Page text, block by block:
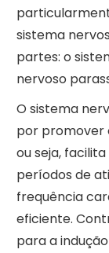
sistema
partes: o
nervoso
O sistema
por promover
ou seja,
períodos de
frequência
eficiente.
para a